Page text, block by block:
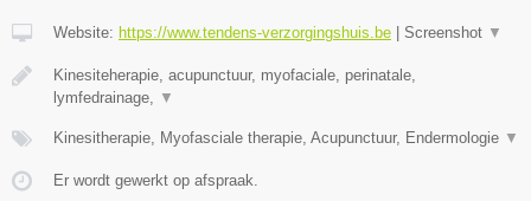
Website: https://www.tendens-verzorgingshuis.be Screenshot ▼
Kinesiteherapie, acupunctuur, myofaciale, perinatale,
lymfedrainage, ▼
Kinesitherapie, Myofasciale therapie, Acupunctuur, Endermologie ▼
Er wordt gewerkt op afspraak.